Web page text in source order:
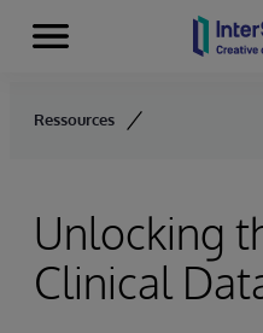
Skip to content
Menu
Ressources
Unlocking
Clinical